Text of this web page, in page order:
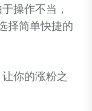
操作不当，
择简单快捷的
你的涨粉之